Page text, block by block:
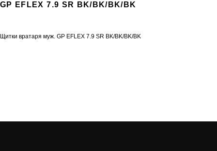
GP EFLEX 7.9 SR BK/BK/BK/BK
Щитки вратаря муж. GP EFLEX 7.9 SR BK/BK/BK/BK